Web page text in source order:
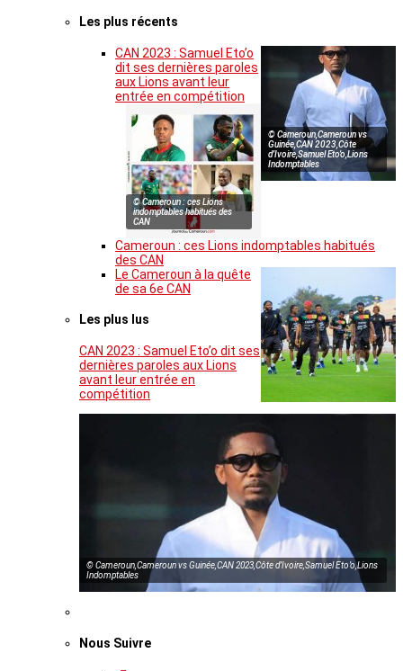
Les plus récents
© Cameroun,Cameroun vs
Guinée,CAN 2023,Côte
d’Ivoire,Samuel Eto’o,Lions
Indomptables
CAN 2023 : Samuel Eto’o
dit ses dernières paroles
aux Lions avant leur
entrée en compétition
© Cameroun : ces Lions
indomptables habitués des
CAN
Cameroun : ces Lions indomptables habitués
des CAN
Le Cameroun à la quête
de sa 6e CAN
Les plus lus
CAN 2023 : Samuel Eto’o dit ses
dernières paroles aux Lions
avant leur entrée en
compétition
© Cameroun,Cameroun vs Guinée,CAN 2023,Côte d’Ivoire,Samuel Eto’o,Lions
Indomptables
Nous Suivre